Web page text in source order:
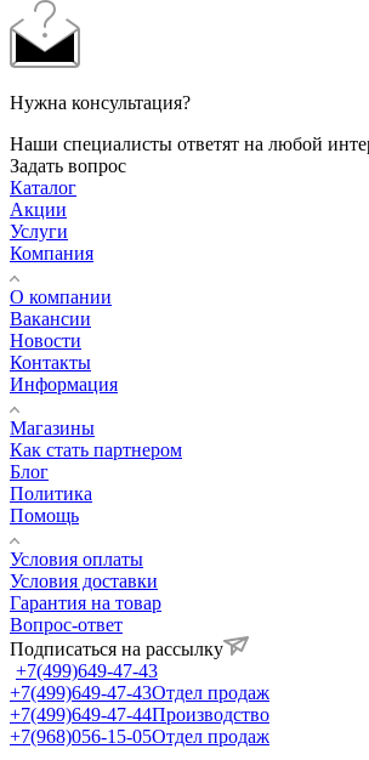
Нужна консультация?
Наши специалисты ответят на любой
Задать вопрос
Каталог
Акции
Услуги
Компания
О компании
Вакансии
Новости
Контакты
Информация
Магазины
Как стать партнером
Блог
Политика
Помощь
Условия оплаты
Условия доставки
Гарантия на товар
Вопрос-ответ
Подписаться на рассылку
+7(499)649-47-43
+7(499)649-47-43Отдел продаж
+7(499)649-47-44Производство
+7(968)056-15-05Отдел продаж